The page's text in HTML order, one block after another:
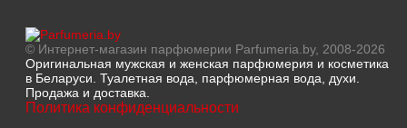
© Интернет-магазин парфюмерии Parfumeria.by, 2008-2026
Оригинальная мужская и женская парфюмерия и косметика
в Беларуси. Туалетная вода, парфюмерная вода, духи.
Продажа и доставка.
Политика конфиденциальности